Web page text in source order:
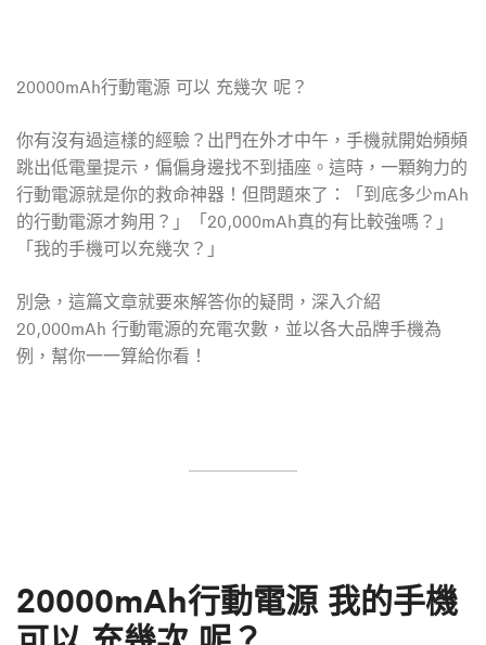
20000mAh行動電源 可以 充幾次 呢？
你有沒有過這樣的經驗？出門在外才中午，手機就開始頻頻
跳出低電量提示，偏偏身邊找不到插座。這時，一顆夠力的
行動電源就是你的救命神器！但問題來了：「到底多少mAh
的行動電源才夠用？」「20,000mAh真的有比較強嗎？」
「我的手機可以充幾次？」
別急，這篇文章就要來解答你的疑問，深入介紹
20,000mAh 行動電源的充電次數，並以各大品牌手機為
例，幫你一一算給你看！
20000mAh行動電源 我的手機